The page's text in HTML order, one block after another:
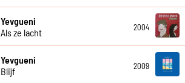
Yevgueni
Als ze lacht
2004
Yevgueni
Blijf
2009